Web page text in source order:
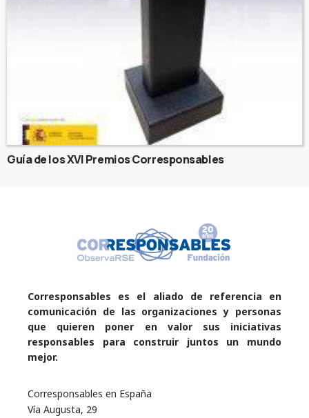
Guía de los XVI Premios Corresponsables
Corresponsables es el aliado de referencia en
comunicación de las organizaciones y personas
que quieren poner en valor sus iniciativas
responsables para construir juntos un mundo
mejor.
Corresponsables en España
Vía Augusta, 29